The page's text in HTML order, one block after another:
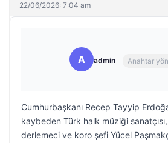
22/06/2026: 7:04 am
A admin Anahtar
Cumhurbaşkanı Recep Tayyip
kaybeden Türk halk müziği
derlemeci ve koro şefi Yücel